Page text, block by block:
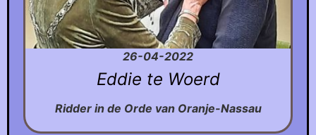
26-04-2022
Eddie te Woerd
Ridder in de Orde van Oranje-Nassau